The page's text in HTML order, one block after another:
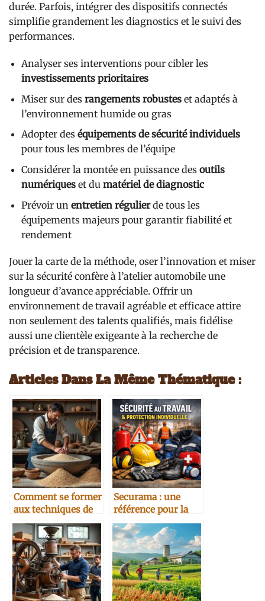
durée. Parfois, intégrer des dispositifs connectés
simplifie grandement les diagnostics et le suivi des
performances.
Analyser ses interventions pour cibler les
investissements prioritaires
Miser sur des rangements robusteset adaptés à
l’environnement humide ou gras
Adopter des équipements de sécurité individuels
pour tous les membres de l’équipe
Considérer la montée en puissance des outils
numériqueset du matériel de diagnostic
Prévoir un entretien régulierde tous les
équipements majeurs pour garantir fiabilité et
rendement
Jouer la carte de la méthode, oser l’innovation et miser
sur la sécurité confère à l’atelier automobile une
longueur d’avance appréciable. Offrir un
environnement de travail agréable et efficace attire
non seulement des talents qualifiés, mais fidélise
aussi une clientèle exigeante à la recherche de
précision et de transparence.
Articles Dans La Même Thématique :
Comment se former
aux techniques de
meunerie artisanale
Securama : une
référence pour la
sécurité au travail
et la protection
individuelle